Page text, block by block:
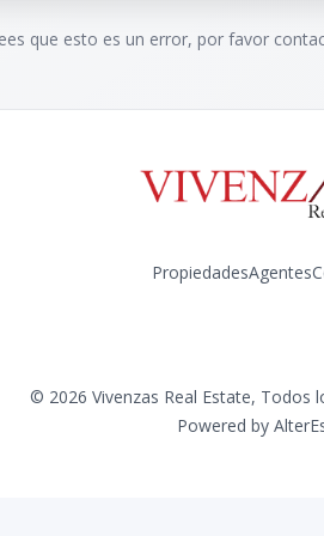
que esto es un error, por favor
PropiedadesAgentes
© 2026 Vivenzas Real Estate, Todos
Powered by